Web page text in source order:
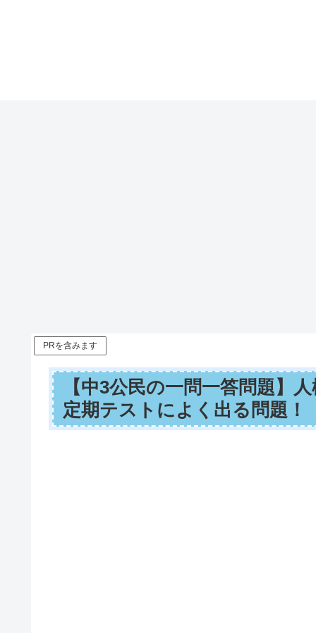
PRを含みます
【中3公民の一問一答問題】
定期テストによく出る問題！